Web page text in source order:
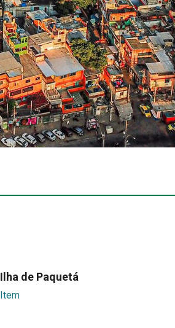
Ilha de Paquetá
Item